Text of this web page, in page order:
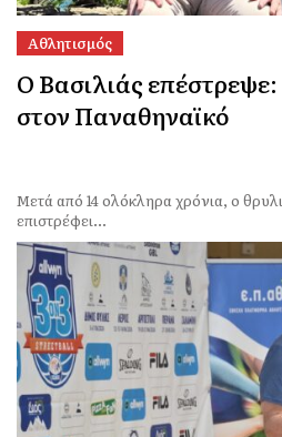
Αθλητισμός
Ο Βασιλιάς
στον Παναθηναϊκό
Μετά από 14 ολόκληρα χρόνια, ο
επιστρέφει...